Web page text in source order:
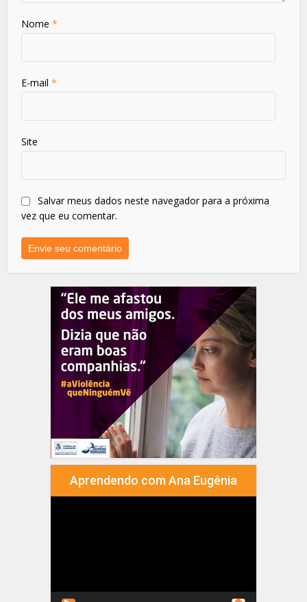
Nome*
E-mail*
Site
Salvar meus dados neste navegador para a próxima
vez que eu comentar.
Aprendendo com Ana Eugênia